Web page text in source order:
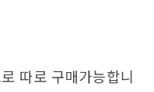
따로 구매가능합니